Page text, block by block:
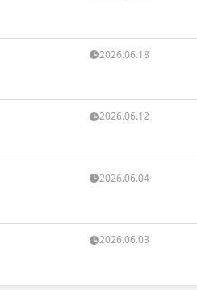
2026.06.18
2026.06.12
2026.06.04
2026.06.03